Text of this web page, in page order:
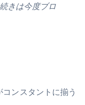
きは今度ブロ
ンスタントに揃う